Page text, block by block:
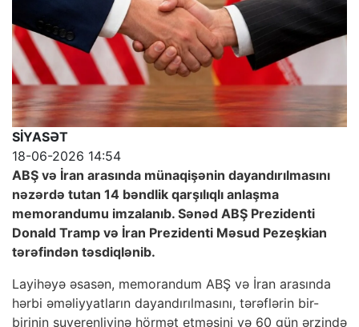
SİYASƏT
18-06-2026 14:54
ABŞ və İran arasında münaqişənin dayandırılmasını
nəzərdə tutan 14 bəndlik qarşılıqlı anlaşma
memorandumu imzalanıb. Sənəd ABŞ Prezidenti
Donald Tramp və İran Prezidenti Məsud Pezeşkian
tərəfindən təsdiqlənib.
Layihəyə əsasən, memorandum ABŞ və İran arasında
hərbi əməliyyatların dayandırılmasını, tərəflərin bir-
birinin suverenliyinə hörmət etməsini və 60 gün ərzində